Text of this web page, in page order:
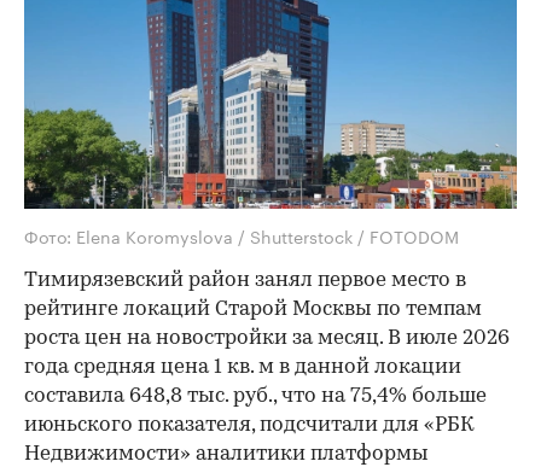
Фото: Elena Koromyslova / Shutterstock / FOTODOM
Тимирязевский район занял первое место в
рейтинге локаций Старой Москвы по темпам
роста цен на новостройки за месяц. В июле 2026
года средняя цена 1 кв. м в данной локации
составила 648,8 тыс. руб., что на 75,4% больше
июньского показателя, подсчитали для «РБК
Недвижимости» аналитики платформы